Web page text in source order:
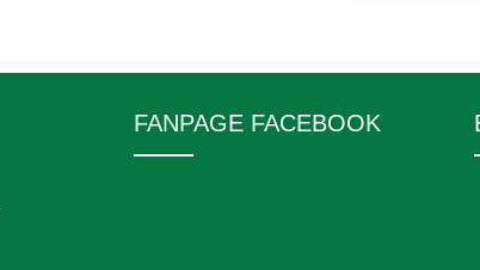
FANPAGE FACEBOOK